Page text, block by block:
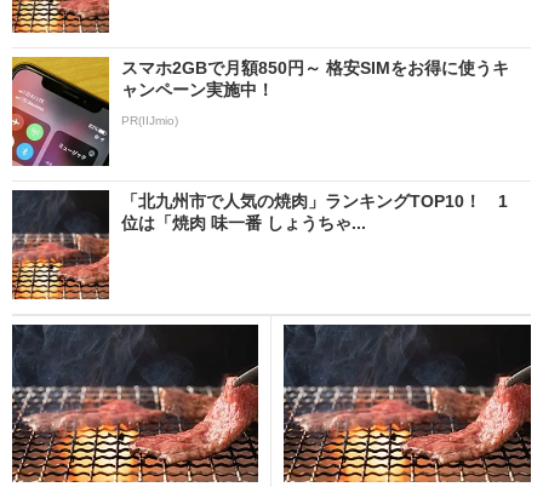
スマホ2GBで月額850円～ 格安SIMをお得に使うキ
ャンペーン実施中！
PR(IIJmio)
「北九州市で人気の焼肉」ランキングTOP10！ 1
位は「焼肉 味一番 しょうちゃ...